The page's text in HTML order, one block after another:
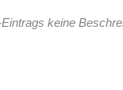
keine